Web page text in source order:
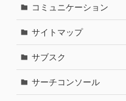
コミュニケーション
サイトマップ
サブスク
サーチコンソール